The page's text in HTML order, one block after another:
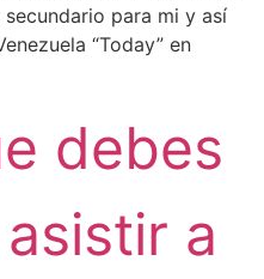
para mi y así
“Today” en
debes
a